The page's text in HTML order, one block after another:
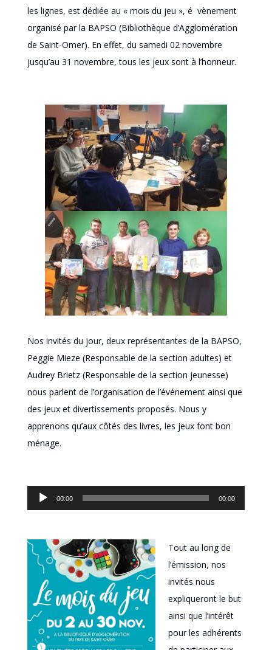
les lignes, est dédiée au « mois du jeu », é vènement
organisé par la BAPSO (Bibliothèque d’Agglomération
de Saint-Omer). En effet, du samedi 02 novembre
jusqu’au 31 novembre, tous les jeux sont à l’honneur.
Nos invités du jour, deux représentantes de la BAPSO,
Peggie Mieze (Responsable de la section adultes) et
Audrey Brietz (Responsable de la section jeunesse)
nous parlent de l’organisation de l’événement ainsi que
des jeux et divertissements proposés. Nous y
apprenons qu’aux côtés des livres, les jeux font bon
ménage.
Lecteur
audio
00:00 00:00
Tout au long de
l’émission, nos
invités nous
expliqueront le but
ainsi que l’intérêt
pour les adhérents